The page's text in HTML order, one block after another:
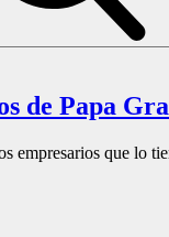
empresarios que lo